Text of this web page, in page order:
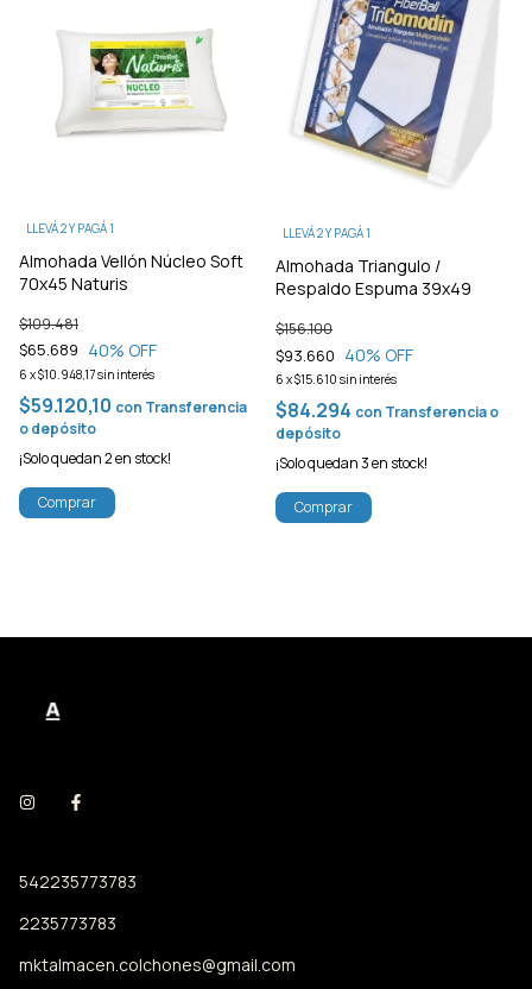
Almohada Vellón Núcleo Soft
70x45 Naturis
$65.689
$109.481
40% OFF
6 x$10.948,17sin interés
LLEVÁ 2 Y PAGÁ 1
$59.120,10 con Transferencia
o depósito
¡Solo quedan2en stock!
Comprar
Almohada Triangulo /
Respaldo Espuma 39x49
$93.660
$156.100
40% OFF
6 x$15.610 sin interés
LLEVÁ 2 Y PAGÁ 1
$84.294 con Transferencia o
depósito
¡Solo quedan3en stock!
Comprar
542235773783
2235773783
mktalmacen.colchones@gmail.com